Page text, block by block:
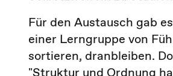
Für den Austausch gab
einer Lerngruppe von
sortieren, dranbleiben.